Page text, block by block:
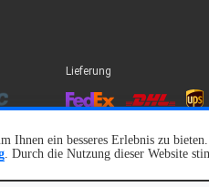
Ihnen ein besseres Erlebnis zu
. Durch die Nutzung dieser Website
Lieferung